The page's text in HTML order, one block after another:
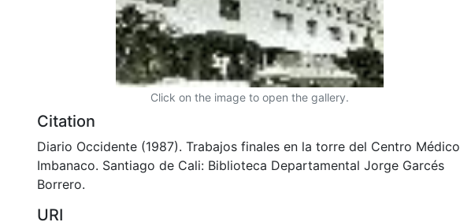
Click on the image to open the gallery.
Citation
Diario Occidente (1987). Trabajos finales en la torre del Centro Médico
Imbanaco. Santiago de Cali: Biblioteca Departamental Jorge Garcés
Borrero.
URI